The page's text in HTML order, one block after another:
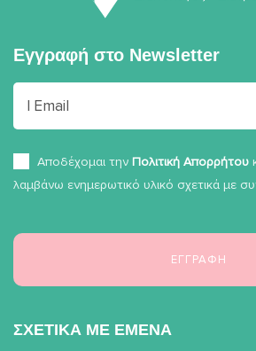
Εγγραφή στο Newsletter
Αποδέχομαι την Πολιτική Απορρήτου
λαμβάνω ενημερωτικό υλικό σχετικά με
ΣΧΕΤΙΚΑ ΜΕ ΕΜΕΝΑ